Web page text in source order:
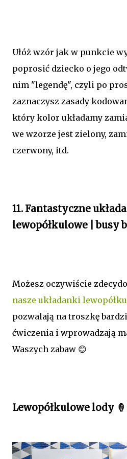
Ułóż wzór jak w punkcie
poprosić dziecko o jego
nim "legendę", czyli po
zaznaczysz zasady
który kolor układamy
we wzorze jest zielony,
czerwony, itd.
11. Fantastyczne
lewopółkulowe | busy
Możesz oczywiście
nasze układanki
pozwalają na troszkę
ćwiczenia i wprowadzają
Waszych zabaw 😊
Lewopółkulowe lody 🍦